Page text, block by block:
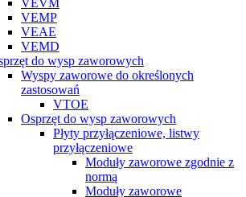
VEVM
VEMP
VEAE
VEMD
do wysp zaworowych
Wyspy zaworowe do określonych
zastosowań
VTOE
Osprzęt do wysp zaworowych
Płyty przyłączeniowe, listwy
przyłączeniowe
Moduły zaworowe zgodnie z
normą
Moduły zaworowe